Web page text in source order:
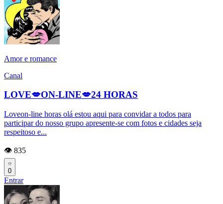
Amor e romance
Canal
LOVE💋ON-LINE💋24 HORAS
Loveon-line horas olá estou aqui para convidar a todos para
participar do nosso grupo apresente-se com fotos e cidades seja
respeitoso e...
👁️ 835
0
Entrar